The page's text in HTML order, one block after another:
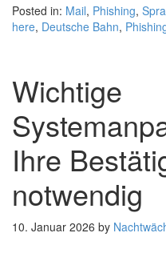
Posted in: Mail, Phishing,
here, Deutsche Bahn,
Wichtige
Ihre
notwendig
10. Januar 2026 by